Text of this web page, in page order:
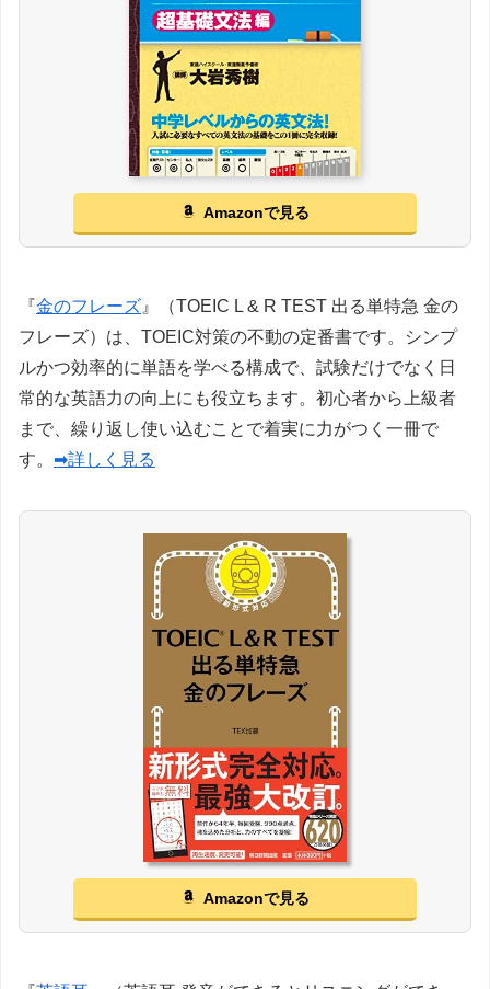
Amazonで見る
『金のフレーズ 』（TOEIC L & R TEST 出る単特急 金の
フレーズ）は、TOEIC対策の不動の定番書です。シンプ
ルかつ効率的に単語を学べる構成で、試験だけでなく日
常的な英語力の向上にも役立ちます。初心者から上級者
まで、繰り返し使い込むことで着実に力がつく一冊で
す。 ➡詳しく見る
Amazonで見る